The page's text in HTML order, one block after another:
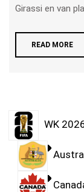
Girassi en van
READ MORE
WK